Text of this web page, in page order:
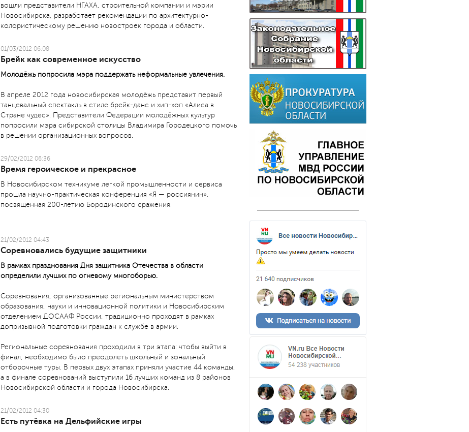
вошли представители НГАХА, строительной компании и мэрии
Новосибирска, разработает рекомендации по архитектурно-
колористическому решению новостроек города и области.
01/03/2012 06:08
Брейк как современное искусство
Молодёжь попросила мэра поддержать неформальные увлечения.
В апреле 2012 года новосибирская молодёжь представит первый
танцевальный спектакль в стиле брейк-данс и хип-хоп «Алиса в
Стране чудес». Представители Федерации молодёжных культур
попросили мэра сибирской столицы Владимира Городецкого помочь
в решении организационных вопросов.
29/02/2012 06:36
Время героическое и прекрасное
В Новосибирском техникуме легкой промышленности и сервиса
прошла научно-практическая конференция «Я — россиянин»,
посвященная 200-летию Бородинского сражения.
21/02/2012 04:43
Соревновались будущие защитники
В рамках празднования Дня защитника Отечества в области
определили лучших по огневому многоборью.
Соревнования, организованные региональным министерством
образования, науки и инновационной политики и Новосибирским
отделением ДОСААФ России, традиционно проходят в рамках
допризывной подготовки граждан к службе в армии.
Региональные соревнования проходили в три этапа: чтобы выйти в
финал, необходимо было преодолеть школьный и зональный
отборочные туры. В первых двух этапах приняли участие 44 команды,
а в финале соревнований выступили 16 лучших команд из 8 районов
Новосибирской области и города Новосибирска.
21/02/2012 04:30
Есть путёвка на Дельфийские игры